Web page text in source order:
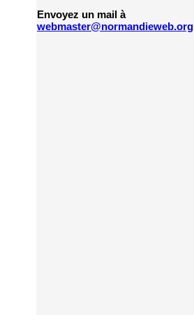
Envoyez un mail à
webmaster@normandieweb.org